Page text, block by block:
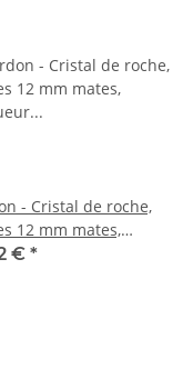
- Cristal de roche,
12 mm mates,
41 cm /4570
€ *